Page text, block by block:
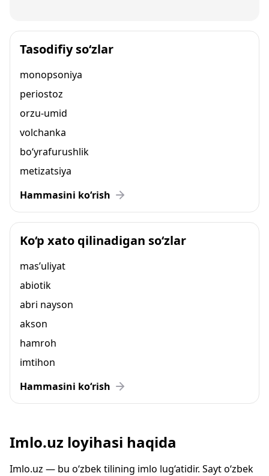
Tasodifiy so‘zlar
monopsoniya
periostoz
orzu-umid
volchanka
bo‘yrafurushlik
metizatsiya
Hammasini ko‘rish
Ko‘p xato qilinadigan so‘zlar
mas’uliyat
abiotik
abri nayson
akson
hamroh
imtihon
Hammasini ko‘rish
Imlo.uz loyihasi haqida
Imlo.uz — bu o‘zbek tilining imlo lug‘atidir. Sayt o‘zbek